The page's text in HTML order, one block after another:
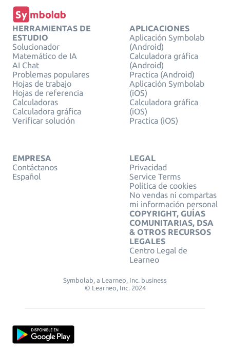
HERRAMIENTAS DE
ESTUDIO
Solucionador
Matemático de IA
AI Chat
Problemas populares
Hojas de trabajo
Hojas de referencia
Calculadoras
Calculadora gráfica
Verificar solución
APLICACIONES
Aplicación Symbolab
(Android)
Calculadora gráfica
(Android)
Practica (Android)
Aplicación Symbolab
(iOS)
Calculadora gráfica
(iOS)
Practica (iOS)
EMPRESA
Contáctanos
Español
LEGAL
Privacidad
Service Terms
Política de cookies
No vendas ni compartas
mi información personal
COPYRIGHT, GUÍAS
COMUNITARIAS, DSA
& OTROS RECURSOS
LEGALES
Centro Legal de
Learneo
Symbolab, a Learneo, Inc. business
© Learneo, Inc. 2024